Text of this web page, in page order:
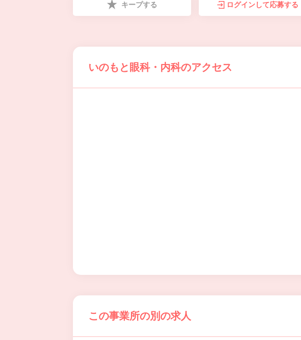
キープする ログインして応募する
いのもと眼科・内科のアクセス
この事業所の別の求人